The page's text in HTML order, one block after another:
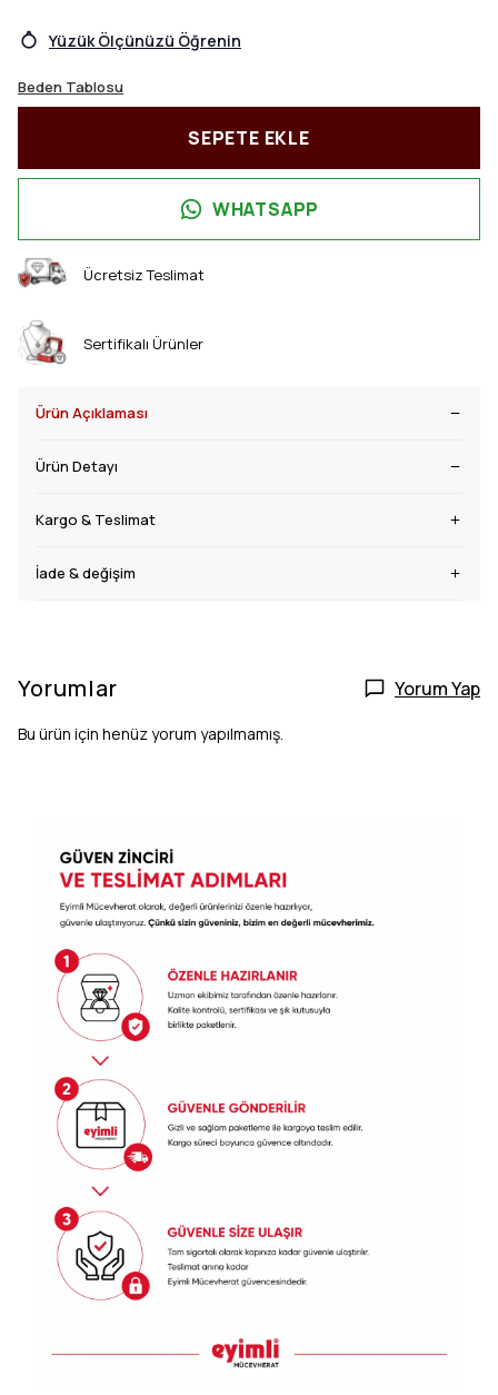
Yüzük Ölçünüzü Öğrenin
Beden Tablosu
SEPETE EKLE
WHATSAPP
Ücretsiz Teslimat
Sertifikalı Ürünler
Ürün Açıklaması
Ürün Detayı
Kargo & Teslimat
İade & değişim
Yorumlar Yorum Yap
Bu ürün için henüz yorum yapılmamış.